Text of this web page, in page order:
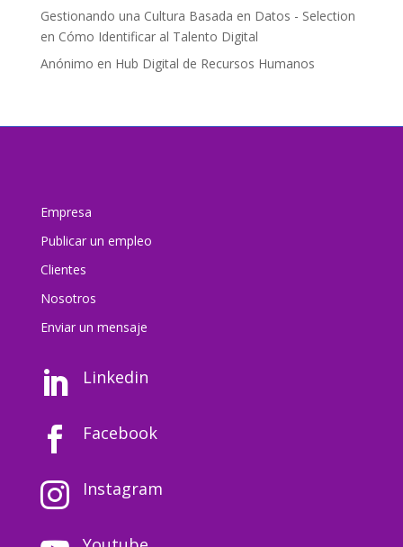
Gestionando una Cultura Basada en Datos - Selection
en Cómo Identificar al Talento Digital
Anónimo en Hub Digital de Recursos Humanos
Empresa
Publicar un empleo
Clientes
Nosotros
Enviar un mensaje
 Linkedin
 Facebook
 Instagram